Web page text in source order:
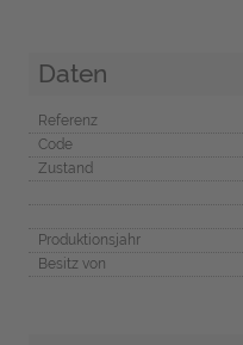
Daten
Referenz
Code
Zustand
Produktionsjahr
Besitz von